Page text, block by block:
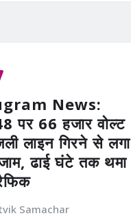
News:
पर 66 हजार वोल्ट
लाइन गिरने से लगा
ढाई घंटे तक थमा
Samachar